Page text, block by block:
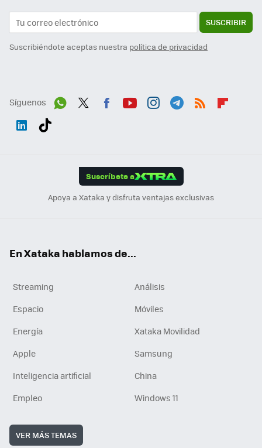
SUSCRIBIR
Suscribiéndote aceptas nuestra política de privacidad
Síguenos
Suscríbete a
Apoya a Xataka y disfruta ventajas exclusivas
En Xataka hablamos de...
Streaming
Análisis
Espacio
Móviles
Energía
Xataka Movilidad
Apple
Samsung
Inteligencia artificial
China
Empleo
Windows 11
VER MÁS TEMAS